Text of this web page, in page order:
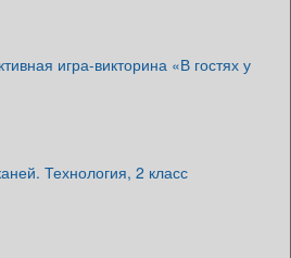
игра-викторина «В гостях у
Технология, 2 класс